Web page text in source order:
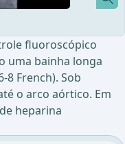
fluoroscópico
uma bainha longa
French). Sob
o arco aórtico. Em
heparina